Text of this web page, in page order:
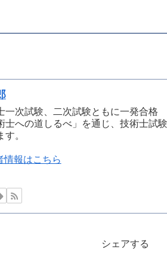
一次試験、二次試験ともに一発合格
士への道しるべ」を通じ、技術士試
す。
情報はこちら
シェアする